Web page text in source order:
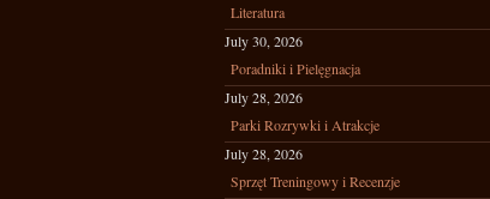
Literatura
July 30, 2026
Poradniki i Pielęgnacja
July 28, 2026
Parki Rozrywki i Atrakcje
July 28, 2026
Sprzęt Treningowy i Recenzje